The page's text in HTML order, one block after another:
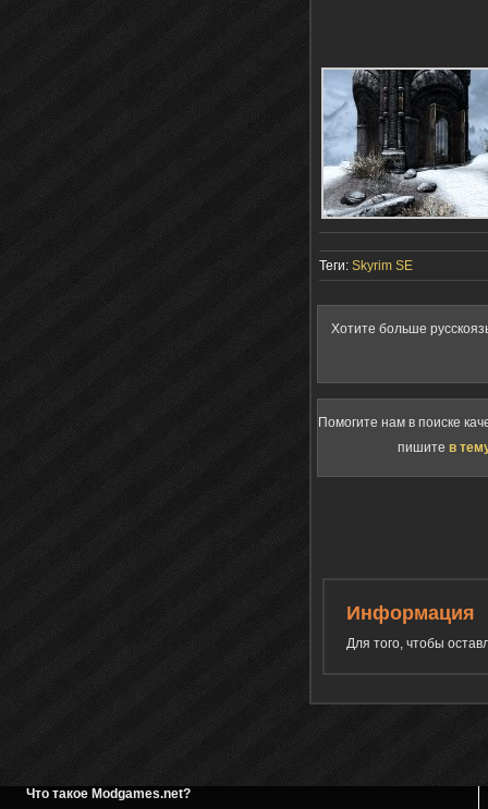
Теги: Skyrim SE
Хотите больше
Помогите нам в поиске
пишите в
Информация
Для того, чтобы
Что такое Modgames.net?